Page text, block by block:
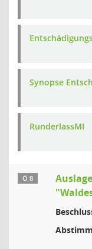
Synopse
RunderlassMI
Ö 8